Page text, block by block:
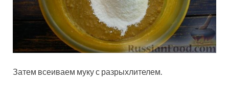
Затем всеиваем муку с разрыхлителем.